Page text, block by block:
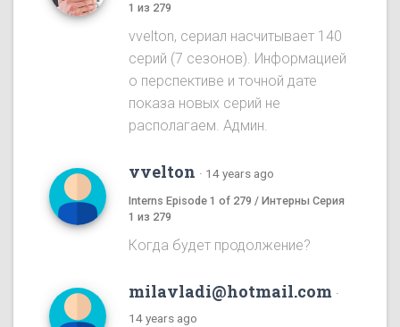
1 из 279
vvelton, сериал насчитывает 140
серий (7 сезонов). Информацией
о перспективе и точной дате
показа новых серий не
располагаем. Админ.
vvelton · 14 years ago
Interns Episode 1 of 279 / Интерны Серия
1 из 279
Когда будет продолжение?
milavladi@hotmail.com ·
14 years ago